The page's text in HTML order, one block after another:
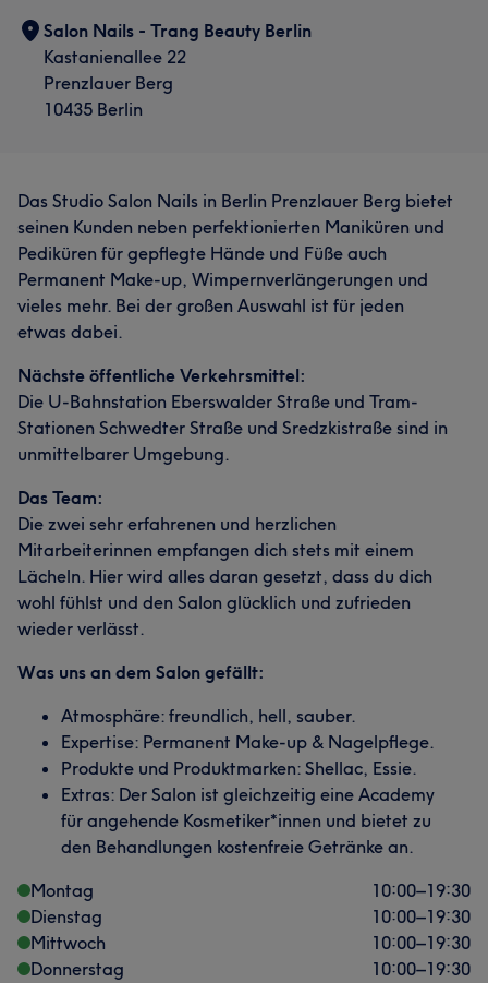
Was unsere Kunden über Tu sagen
Professionell 14 Kompetent
Gründlich 10
Salon Nails - Trang Beauty Berlin
Kastanienallee 22
Prenzlauer Berg
10435 Berlin
Das Studio Salon Nails in Berlin Prenzlauer Berg bietet
seinen Kunden neben perfektionierten Maniküren und
Pediküren für gepflegte Hände und Füße auch
Permanent Make-up, Wimpernverlängerungen und
vieles mehr. Bei der großen Auswahl ist für jeden
etwas dabei.
Nächste öffentliche Verkehrsmittel:
Die U-Bahnstation Eberswalder Straße und Tram-
Stationen Schwedter Straße und Sredzkistraße sind in
unmittelbarer Umgebung.
Das Team:
Die zwei sehr erfahrenen und herzlichen
Mitarbeiterinnen empfangen dich stets mit einem
Lächeln. Hier wird alles daran gesetzt, dass du dich
wohl fühlst und den Salon glücklich und zufrieden
wieder verlässt.
Was uns an dem Salon gefällt:
Atmosphäre: freundlich, hell, sauber.
Expertise: Permanent Make-up & Nagelpflege.
Produkte und Produktmarken: Shellac, Essie.
Extras: Der Salon ist gleichzeitig eine Academy
für angehende Kosmetiker*innen und bietet zu
den Behandlungen kostenfreie Getränke an.
Montag
10:00–19:30
Dienstag
10:00–19:30
Mittwoch
10:00–19:30
Donnerstag
10:00–19:30